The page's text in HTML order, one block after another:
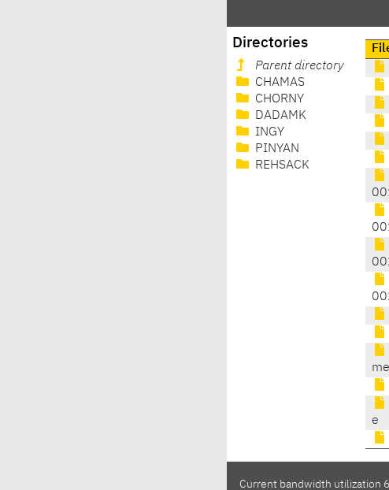
Directories
Parent directory
CHAMAS
CHORNY
DADAMK
INGY
PINYAN
REHSACK
me
e
Current bandwidth utilization